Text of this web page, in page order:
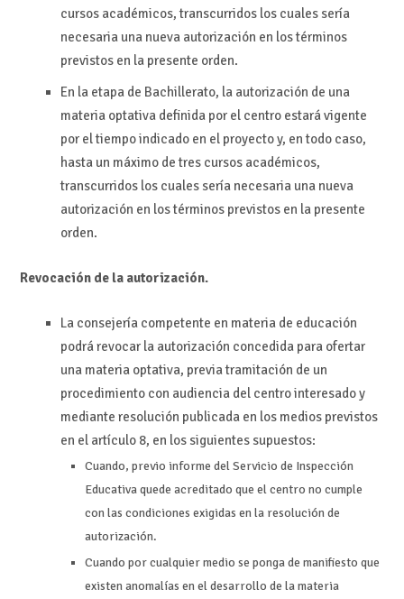
cursos académicos, transcurridos los cuales sería
necesaria una nueva autorización en los términos
previstos en la presente orden.
En la etapa de Bachillerato, la autorización de una
materia optativa definida por el centro estará vigente
por el tiempo indicado en el proyecto y, en todo caso,
hasta un máximo de tres cursos académicos,
transcurridos los cuales sería necesaria una nueva
autorización en los términos previstos en la presente
orden.
Revocación de la autorización.
La consejería competente en materia de educación
podrá revocar la autorización concedida para ofertar
una materia optativa, previa tramitación de un
procedimiento con audiencia del centro interesado y
mediante resolución publicada en los medios previstos
en el artículo 8, en los siguientes supuestos:
Cuando, previo informe del Servicio de Inspección
Educativa quede acreditado que el centro no cumple
con las condiciones exigidas en la resolución de
autorización.
Cuando por cualquier medio se ponga de manifiesto que
existen anomalías en el desarrollo de la materia